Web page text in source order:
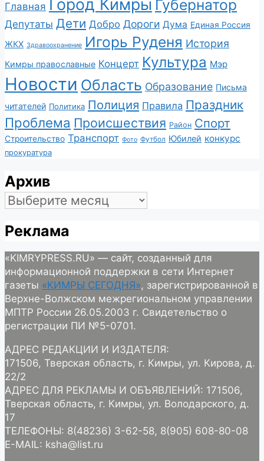
Главная Город Кимры Губернатор
Депутаты Дети Добро Дороги Дума Единая Россия
ЖКХ Здравоохранение Игорь Руденя История
Кимры православные Концерт Культура Мэр
Новости Область Образование Письма
читателей Политика Полиция Правила Праздник
Проблема Происшествия Район Спорт
Строительство Транспорт Фото Футбол Юбилей конкурс
прокуратура
Архив
Архив
Реклама
«KIMRYPRESS.RU» — сайт, созданный для
информационной поддержки в сети Интернет
газеты «КИМРЫ СЕГОДНЯ», зарегистрированной в
Верхне-Волжском межрегиональном управлении
МПТР России 26.05.2003 г. Свидетельство о
регистрации ПИ №5-0701.
АДРЕС РЕДАКЦИИ И ИЗДАТЕЛЯ:
171506, Тверская область, г. Кимры, ул. Кирова, д.
22/2
АДРЕС ДЛЯ РЕКЛАМЫ И ОБЪЯВЛЕНИЙ: 171506,
Тверская область, г. Кимры, ул. Володарского, д.
17
ТЕЛЕФОНЫ: 8(48236) 3-62-58, 8(905) 608-80-08
E-MAIL: ksha@list.ru